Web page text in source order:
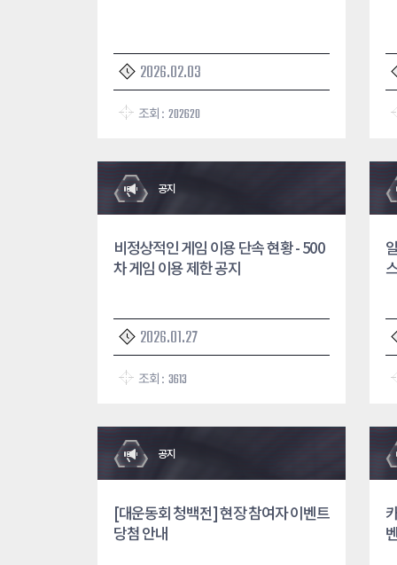
2026.02.03
조회 : 202620
공지
비정상적인 게임 이용 단속 현황 - 500
차 게임 이용 제한 공지
2026.01.27
조회 : 3613
공지
[대운동회 청백전] 현장 참여자 이벤트
당첨 안내